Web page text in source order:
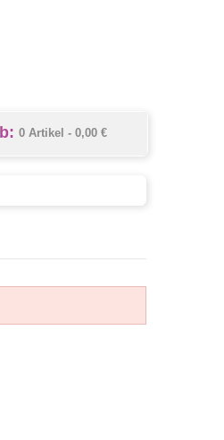
0 Artikel - 0,00 €